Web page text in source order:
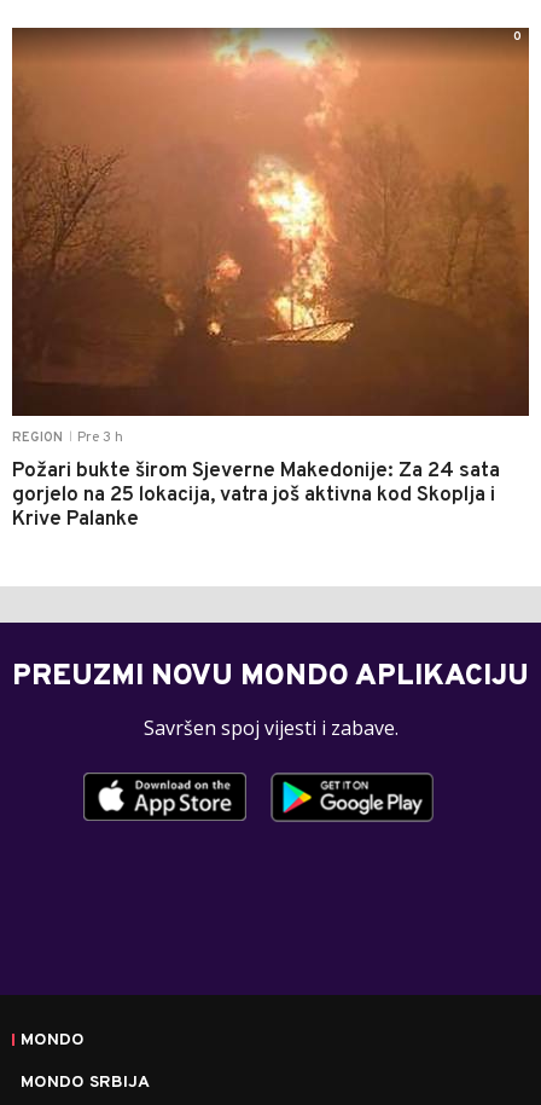
REGION Pre 3 h
Požari bukte širom Sjeverne Makedonije: Za 24 sata
gorjelo na 25 lokacija, vatra još aktivna kod Skoplja i
Krive Palanke
0
PREUZMI NOVU MONDO APLIKACIJU
Savršen spoj vijesti i zabave.
MONDO
MONDO SRBIJA